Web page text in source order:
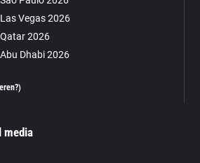
Vegas 2026
2026
Dhabi 2026
media